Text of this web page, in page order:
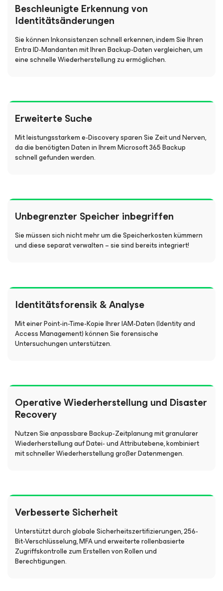
Beschleunigte Erkennung von
Identitätsänderungen
Sie können Inkonsistenzen schnell erkennen, indem Sie Ihren
Entra ID-Mandanten mit Ihren Backup-Daten vergleichen, um
eine schnelle Wiederherstellung zu ermöglichen.
Erweiterte Suche
Mit leistungsstarkem e-Discovery sparen Sie Zeit und Nerven,
da die benötigten Daten in Ihrem Microsoft 365 Backup
schnell gefunden werden.
Unbegrenzter Speicher inbegriffen
Sie müssen sich nicht mehr um die Speicherkosten kümmern
und diese separat verwalten – sie sind bereits integriert!
Identitätsforensik & Analyse
Mit einer Point-in-Time-Kopie Ihrer IAM-Daten (Identity and
Access Management) können Sie forensische
Untersuchungen unterstützen.
Operative Wiederherstellung und Disaster
Recovery
Nutzen Sie anpassbare Backup-Zeitplanung mit granularer
Wiederherstellung auf Datei- und Attributebene, kombiniert
mit schneller Wiederherstellung großer Datenmengen.
Verbesserte Sicherheit
Unterstützt durch globale Sicherheitszertifizierungen, 256-
Bit-Verschlüsselung, MFA und erweiterte rollenbasierte
Zugriffskontrolle zum Erstellen von Rollen und
Berechtigungen.